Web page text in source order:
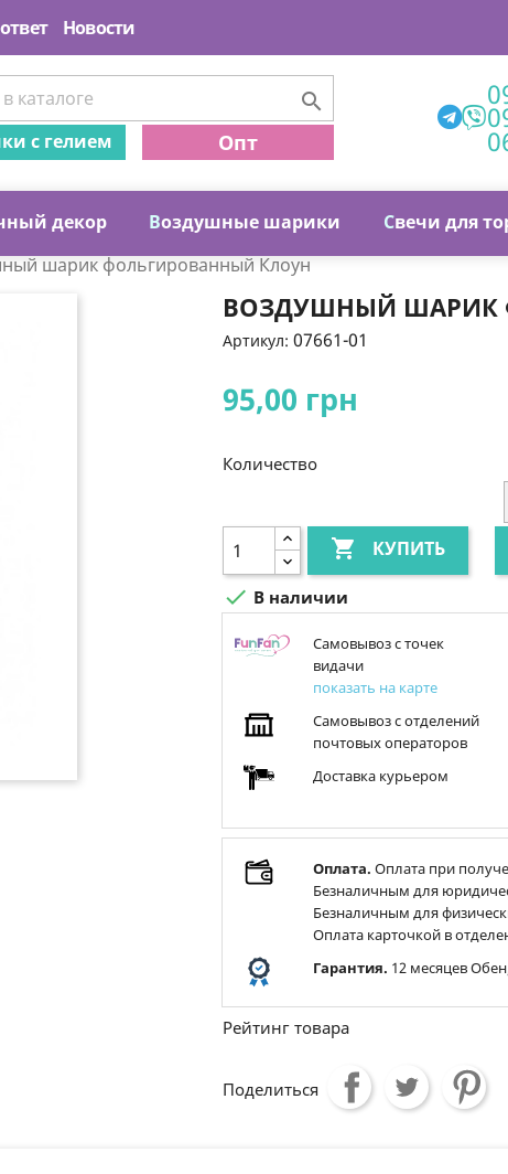
Новости
декор Воздушные шарики Свечи для

с гелием Опт
шарик фольгированный Клоун
ВОЗДУШНЫЙ ШАРИК
Артикул: 07661-01
95,00 грн
Количество
 КУПИТЬ
 В наличии
Самовывоз с точек
видачи
показать на карте
Самовывоз с отделений
почтовых операторов
Доставка курьером
Оплата. Оплата при
Безналичным для
Безналичным для
Оплата карточкой в
Гарантия. 12 месяцев
Рейтинг товара
Поделиться